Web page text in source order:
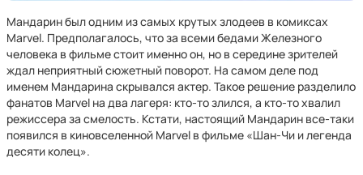
Мандарин был одним из самых крутых злодеев в комиксах
Marvel. Предполагалось, что за всеми бедами Железного
человека в фильме стоит именно он, но в середине зрителей
ждал неприятный сюжетный поворот. На самом деле под
именем Мандарина скрывался актер. Такое решение разделило
фанатов Marvel на два лагеря: кто-то злился, а кто-то хвалил
режиссера за смелость. Кстати, настоящий Мандарин все-таки
появился в киновселенной Marvel в фильме «Шан-Чи и легенда
десяти колец».